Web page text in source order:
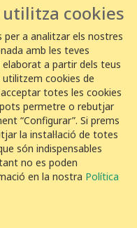
Sánchez Sánchez
EN
cookies
a analitzar els nostres
amb les teves
a partir dels teus
cookies de
totes les cookies
pots permetre o rebutjar
“Configurar”. Si prems
la instal·lació de totes
són indispensables
no es poden
en la nostra Política